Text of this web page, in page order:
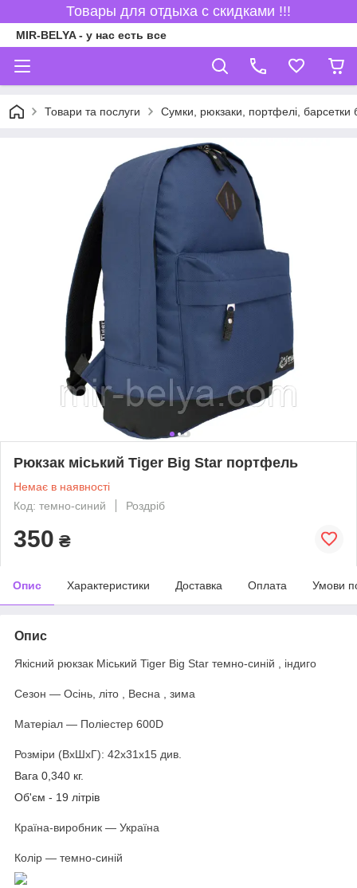
Товары для отдыха с скидками !!!
MIR-BELYA - у нас есть все
Товари та послуги Сумки, рюкзаки, портфелі, барсетки
Рюкзак міський Tiger Big Star портфель
Немає в наявності
Код: темно-синий
Роздріб
350 ₴
Опис Характеристики Доставка Оплата Умови
Опис
Якісний рюкзак Міський Tiger Big Star темно-синій , індиго
Сезон ― Осінь, літо , Весна , зима
Матеріал ― Поліестер 600D
Розміри (ВхШхГ): 42x31x15 див.
Вага 0,340 кг.
Об'єм - 19 літрів
Країна-виробник ― Україна
Колір ― темно-синій